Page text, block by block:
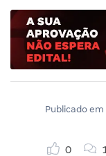
Publicado em
0